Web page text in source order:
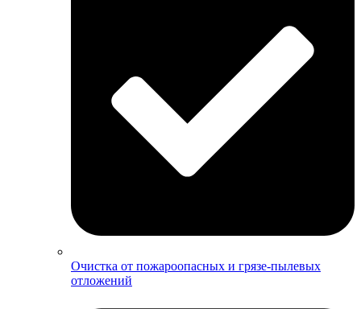
Очистка от пожароопасных и грязе-пылевых
отложений